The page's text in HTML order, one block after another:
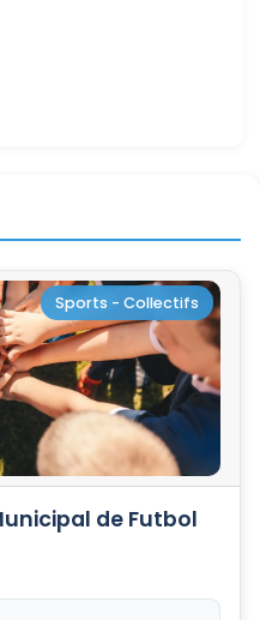
Sports - Collectifs
de Futbol